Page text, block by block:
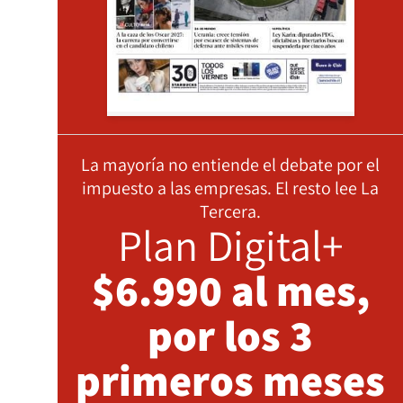
La mayoría no entiende el debate por el
impuesto a las empresas. El resto lee La
Tercera.
Plan Digital+
$6.990 al mes,
por los 3
primeros meses